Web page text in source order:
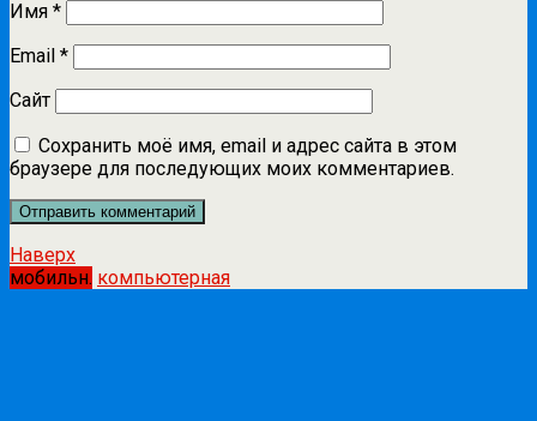
Имя *
Email *
Сайт
Сохранить моё имя, email и адрес сайта в этом
браузере для последующих моих комментариев.
Наверх
мобильн. компьютерная